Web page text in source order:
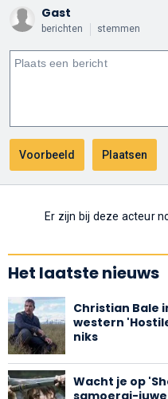
Gast
berichten stemmen
Er zijn bij deze acteur
Het laatste nieuws
Christian Bale
western
niks
Wacht je op
samoerai-